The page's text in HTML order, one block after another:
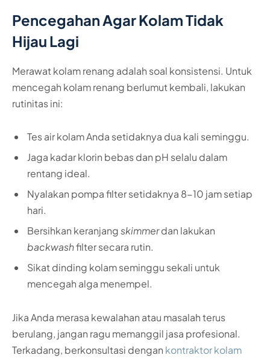
Pencegahan Agar Kolam Tidak
Hijau Lagi
Merawat kolam renang adalah soal konsistensi. Untuk
mencegah kolam renang berlumut kembali, lakukan
rutinitas ini:
Tes air kolam Anda setidaknya dua kali seminggu.
Jaga kadar klorin bebas dan pH selalu dalam
rentang ideal.
Nyalakan pompa filter setidaknya 8-10 jam setiap
hari.
Bersihkan keranjangskimmerdan lakukan
backwashfilter secara rutin.
Sikat dinding kolam seminggu sekali untuk
mencegah alga menempel.
Jika Anda merasa kewalahan atau masalah terus
berulang, jangan ragu memanggil jasa profesional.
Terkadang, berkonsultasi dengan kontraktor kolam